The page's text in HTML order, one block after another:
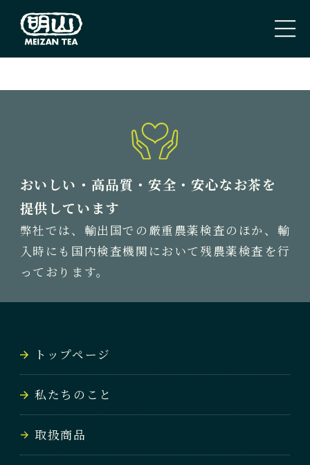
ABOUT US
取扱商品
TEA
新着情報
会社案内
COMPANY
お問い合わせ
おいしい・高品質・安全・安心なお茶を
提供しています
弊社では、輸出国での厳重農薬検査のほか、輸
入時にも国内検査機関において残農薬検査を行
っております。
トップページ
私たちのこと
取扱商品